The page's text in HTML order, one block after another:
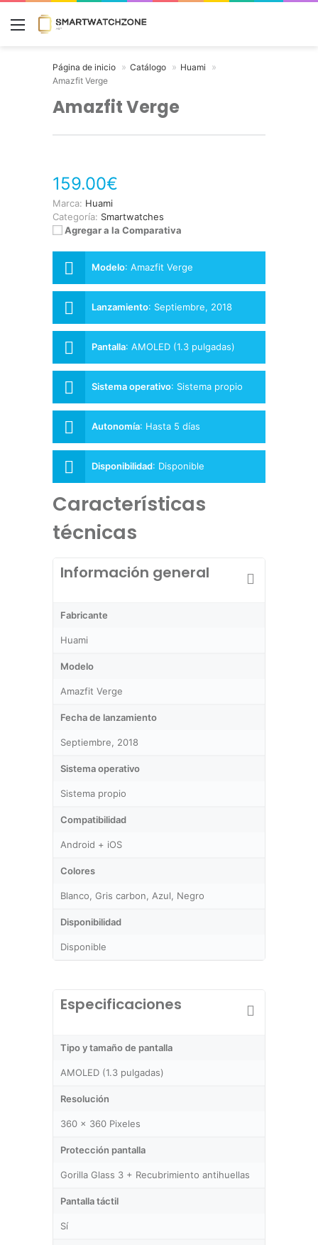
Menú
Página de inicio Catálogo
Huami
Amazfit Verge
Amazfit Verge
159.00€
Marca: Huami
Categoría: Smartwatches
Agregar a la Comparativa
Modelo: Amazfit Verge
Lanzamiento: Septiembre, 2018
Pantalla: AMOLED (1.3 pulgadas)
Sistema operativo: Sistema propio
Autonomía: Hasta 5 días
Disponibilidad: Disponible
Características
técnicas
Información general
Fabricante
Huami
Modelo
Amazfit Verge
Fecha de lanzamiento
Septiembre, 2018
Sistema operativo
Sistema propio
Compatibilidad
Android + iOS
Colores
Blanco, Gris carbon, Azul, Negro
Disponibilidad
Disponible
Especificaciones
Tipo y tamaño de pantalla
AMOLED (1.3 pulgadas)
Resolución
360 x 360 Pixeles
Protección pantalla
Gorilla Glass 3 + Recubrimiento antihuellas
Pantalla táctil
Sí